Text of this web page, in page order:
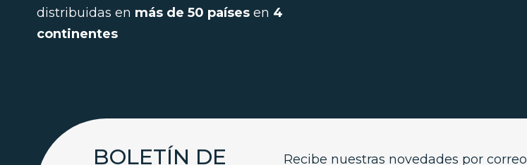
distribuidas en más de 50 países en 4
continentes
BOLETÍN DE Recibe nuestras novedades por correo